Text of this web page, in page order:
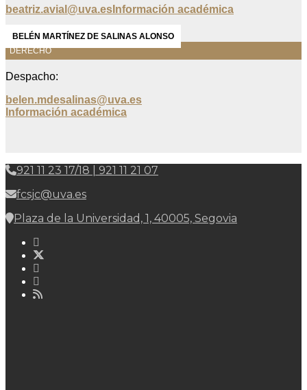
beatriz.avial@uva.es Información académica
BELÉN MARTÍNEZ DE SALINAS ALONSO
DERECHO
Despacho:
belen.mdesalinas@uva.es
Información académica
921 11 23 17/18 | 921 11 21 07
fcsjc@uva.es
Plaza de la Universidad, 1, 40005, Segovia